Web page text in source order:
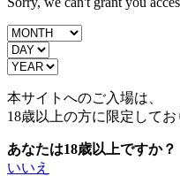
本サイトへのご入場は、
18歳以上の方に限定してお
あなたは18歳以上ですか？
いいえ